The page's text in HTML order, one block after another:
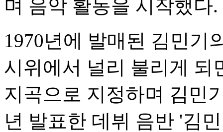
며 음악 활동을 시작했다.
1970년에 발매된 김민기
시위에서 널리 불리게 되
지곡으로 지정하며 김민
년 발표한 데뷔 음반 '김